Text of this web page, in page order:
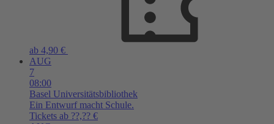
ab 4,90 €
AUG
7
08:00
Basel Universitätsbibliothek
Ein Entwurf macht Schule.
Tickets ab ??,?? €